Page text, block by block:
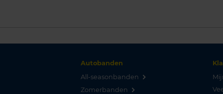
Autobanden
All-seasonbanden
Zomerbanden